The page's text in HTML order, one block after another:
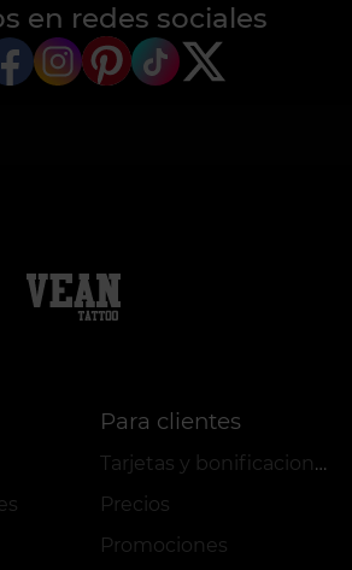
en redes sociales
Para clientes
Tarjetas y bonificaciones
Precios
Promociones